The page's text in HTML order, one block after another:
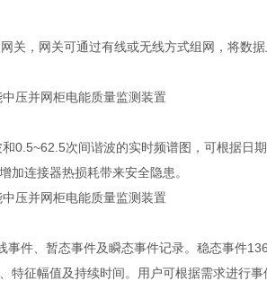
关，网关可通过有线或无线方式组网，将数
0.5~62.5次间谐波的实时频谱图，可根据日
加连接器热损耗带来安全隐患。
件、暂态事件及瞬态事件记录。稳态事件
征幅值及持续时间。用户可根据需求进行事